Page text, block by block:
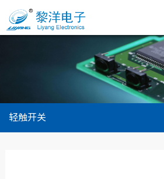
轻触开关